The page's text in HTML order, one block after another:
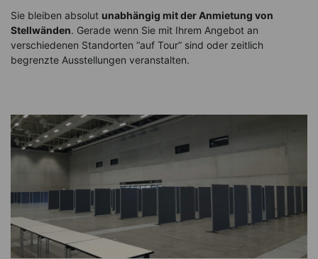
Sie bleiben absolut unabhängig mit der Anmietung von
Stellwänden. Gerade wenn Sie mit Ihrem Angebot an
verschiedenen Standorten “auf Tour” sind oder zeitlich
begrenzte Ausstellungen veranstalten.